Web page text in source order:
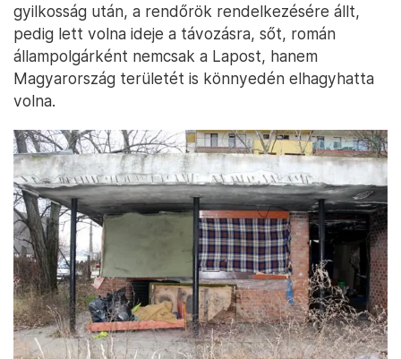
gyilkosság után, a rendőrök rendelkezésére állt,
pedig lett volna ideje a távozásra, sőt, román
állampolgárként nemcsak a Lapost, hanem
Magyarország területét is könnyedén elhagyhatta
volna.